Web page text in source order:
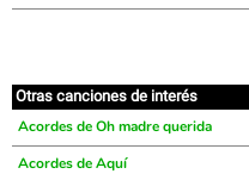
Otras canciones de interés
Acordes de Oh madre querida
Acordes de Aquí